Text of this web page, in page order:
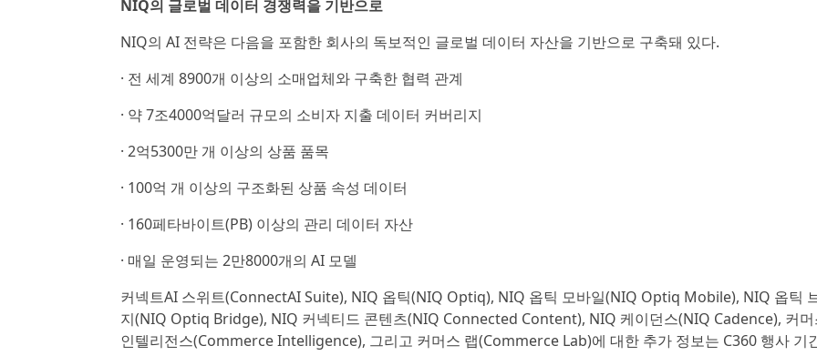
NIQ의 글로벌 데이터 경쟁력을 기반으로
NIQ의 AI 전략은 다음을 포함한 회사의 독보적인 글로벌 데이터 자산을 기반으로 구축돼 있다.
· 전 세계 8900개 이상의 소매업체와 구축한 협력 관계
· 약 7조4000억달러 규모의 소비자 지출 데이터 커버리지
· 2억5300만 개 이상의 상품 품목
· 100억 개 이상의 구조화된 상품 속성 데이터
· 160페타바이트(PB) 이상의 관리 데이터 자산
· 매일 운영되는 2만8000개의 AI 모델
커넥트AI 스위트(ConnectAI Suite), NIQ 옵틱(NIQ Optiq), NIQ 옵틱 모바일(NIQ Optiq Mobile), NIQ 옵틱
지(NIQ Optiq Bridge), NIQ 커넥티드 콘텐츠(NIQ Connected Content), NIQ 케이던스(NIQ Cadence), 커
인텔리전스(Commerce Intelligence), 그리고 커머스 랩(Commerce Lab)에 대한 추가 정보는 C360 행사 기